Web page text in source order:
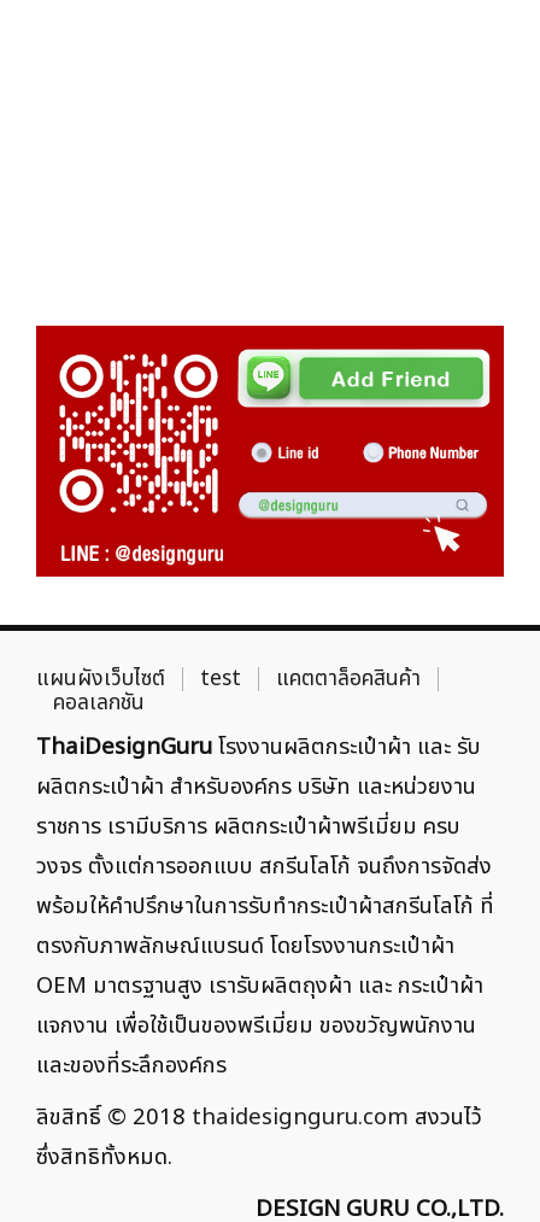
แผนผังเว็บไซต์ test แคตตาล็อคสินค้า
คอลเลกชัน
ThaiDesignGuruโรงงานผลิตกระเป๋าผ้า และ รับ
ผลิตกระเป๋าผ้า สำหรับองค์กร บริษัท และหน่วยงาน
ราชการ เรามีบริการ ผลิตกระเป๋าผ้าพรีเมี่ยม ครบ
วงจร ตั้งแต่การออกแบบ สกรีนโลโก้ จนถึงการจัดส่ง
พร้อมให้คำปรึกษาในการรับทำกระเป๋าผ้าสกรีนโลโก้ ที่
ตรงกับภาพลักษณ์แบรนด์ โดยโรงงานกระเป๋าผ้า
OEM มาตรฐานสูง เรารับผลิตถุงผ้า และ กระเป๋าผ้า
แจกงาน เพื่อใช้เป็นของพรีเมี่ยม ของขวัญพนักงาน
และของที่ระลึกองค์กร
ลิขสิทธิ์ © 2018 thaidesignguru.com สงวนไว้
ซึ่งสิทธิทั้งหมด.
DESIGN GURU CO.,LTD.